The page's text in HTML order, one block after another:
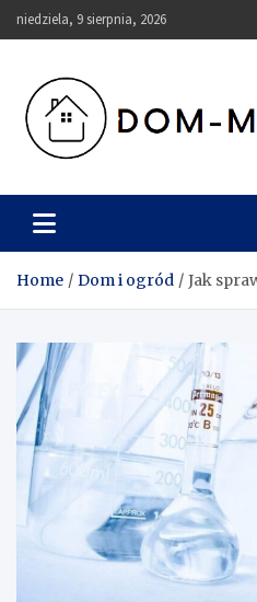
Skip
to
niedziela, 9 sierpnia, 2026
Dom-
Home Dom i ogród Jak